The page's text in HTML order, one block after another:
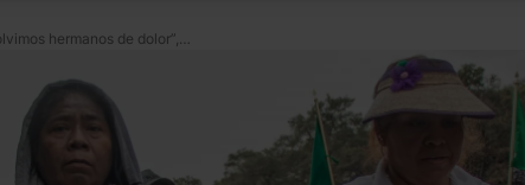
“Aquí nos volvimos hermanos de dolor”, la Caminata por la Paz en fotos